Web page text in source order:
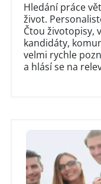
Hledání práce
život.
Čtou životopisy,
kandidáty,
velmi rychle
a hlásí se na